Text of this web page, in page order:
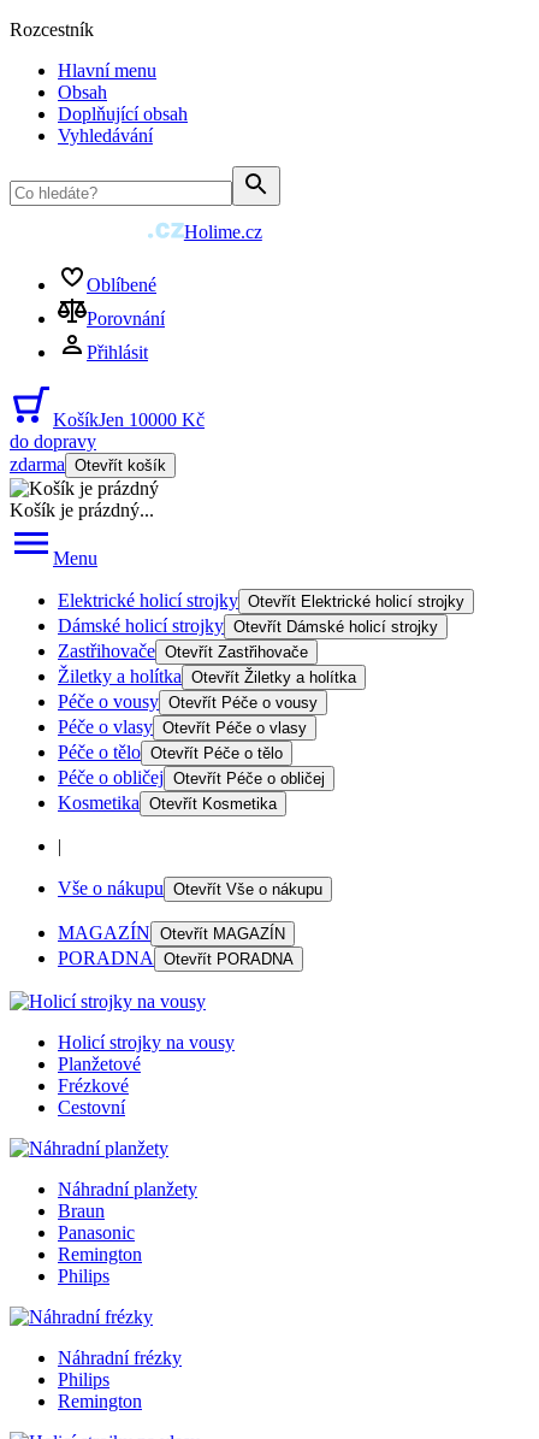
Rozcestník
Hlavní menu
Obsah
Doplňující obsah
Vyhledávání
Holime.cz
Oblíbené
Porovnání
Přihlásit
KošíkJen 10000 Kč
do dopravy
zdarma Otevřít košík
Košík je prázdný...
Menu
Elektrické holicí strojky Otevřít Elektrické holicí strojky
Dámské holicí strojky Otevřít Dámské holicí strojky
Zastřihovače Otevřít Zastřihovače
Žiletky a holítka Otevřít Žiletky a holítka
Péče o vousy Otevřít Péče o vousy
Péče o vlasy Otevřít Péče o vlasy
Péče o tělo Otevřít Péče o tělo
Péče o obličej Otevřít Péče o obličej
Kosmetika Otevřít Kosmetika
|
Vše o nákupu Otevřít Vše o nákupu
MAGAZÍN Otevřít MAGAZÍN
PORADNA Otevřít PORADNA
Holicí strojky na vousy
Planžetové
Frézkové
Cestovní
Náhradní planžety
Braun
Panasonic
Remington
Philips
Náhradní frézky
Philips
Remington